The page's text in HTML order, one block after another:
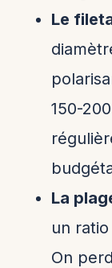
Le
150-
La
un
On